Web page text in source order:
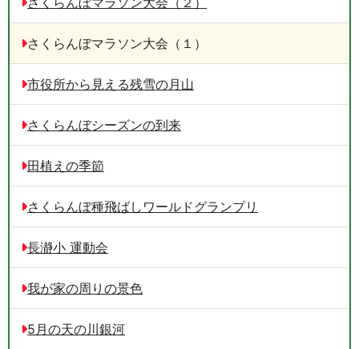
さくらんぼマラソン大会（１）
市役所から見える残雪の月山
さくらんぼシーズンの到来
田植えの季節
さくらんぼ種飛ばしワールドグランプリ
長瀞小 運動会
我が家の周りの景色
5月の天の川銀河